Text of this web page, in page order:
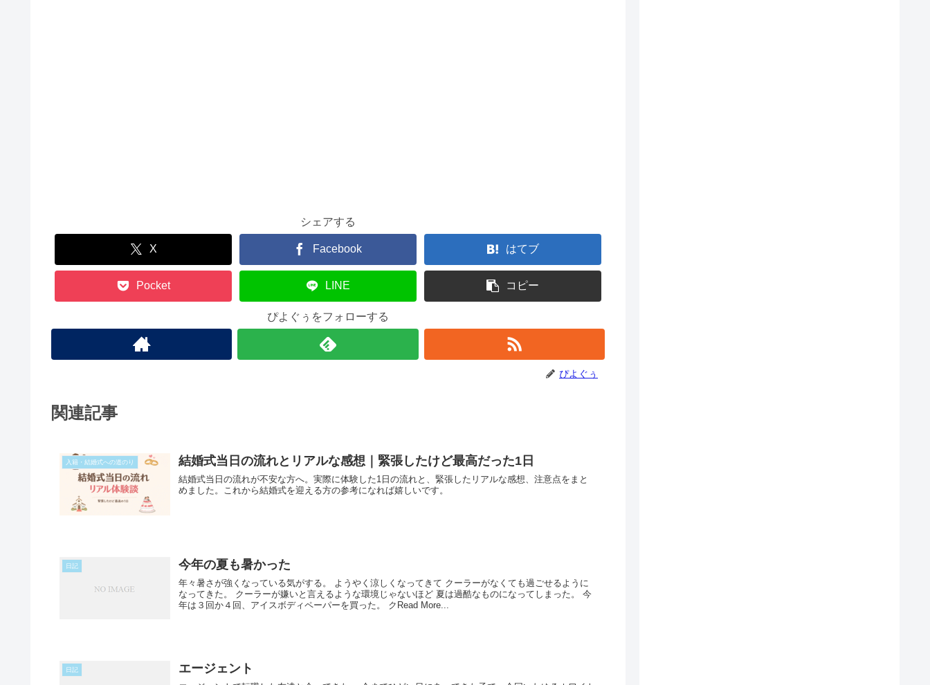
シェアする
X Facebook はてブ
Pocket LINE コピー
ぴよぐぅをフォローする
ぴよぐぅ
関連記事
入籍・結婚式への道のり 結婚式当日の流れとリアルな感想｜緊張したけど最高だった1日
結婚式当日の流れが不安な方へ。実際に体験した1日の流れと、緊張したリアルな感想、注意点をまと
めました。これから結婚式を迎える方の参考になれば嬉しいです。
日記 今年の夏も暑かった
年々暑さが強くなっている気がする。 ようやく涼しくなってきて クーラーがなくても過ごせるように
なってきた。 クーラーが嫌いと言えるような環境じゃないほど 夏は過酷なものになってしまった。 今
年は３回か４回、アイスボディペーパーを買った。 クRead More...
日記 エージェント